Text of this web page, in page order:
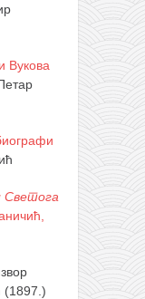
Вукова
Светога
(1897.)